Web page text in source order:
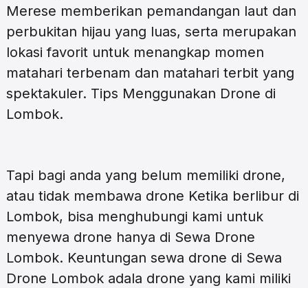
Merese memberikan pemandangan laut dan
perbukitan hijau yang luas, serta merupakan
lokasi favorit untuk menangkap momen
matahari terbenam dan matahari terbit yang
spektakuler. Tips Menggunakan Drone di
Lombok.
Tapi bagi anda yang belum memiliki drone,
atau tidak membawa drone Ketika berlibur di
Lombok, bisa menghubungi kami untuk
menyewa drone hanya di Sewa Drone
Lombok. Keuntungan sewa drone di Sewa
Drone Lombok adala drone yang kami miliki